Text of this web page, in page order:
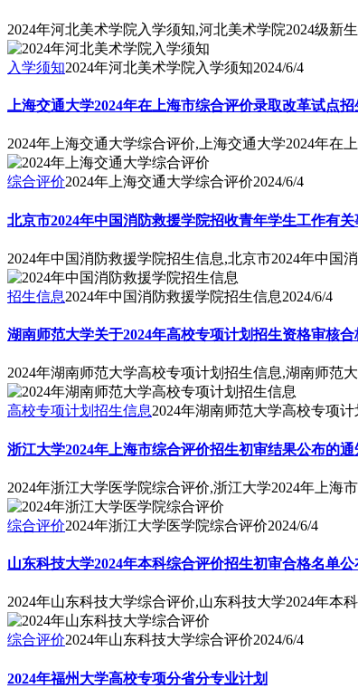
2024年河北美术学院入学须知,河北美术学院2024级新
入学须知2024年河北美术学院入学须知2024/6/4
上海交通大学2024年在上海市综合评价录取改革试点
2024年上海交通大学综合评价,上海交通大学2024年在
综合评价2024年上海交通大学综合评价2024/6/4
北京市2024年中国消防救援学院招收青年学生工作有
2024年中国消防救援学院招生信息,北京市2024年中国
招生信息2024年中国消防救援学院招生信息2024/6/4
湖南师范大学关于2024年高校专项计划招生资格审核
2024年湖南师范大学高校专项计划招生信息,湖南师范
高校专项计划招生信息2024年湖南师范大学高校专项
浙江大学2024年上海市综合评价招生初审结果公布的通
2024年浙江大学医学院综合评价,浙江大学2024年上海
综合评价2024年浙江大学医学院综合评价2024/6/4
山东科技大学2024年本科综合评价招生初审合格名单
2024年山东科技大学综合评价,山东科技大学2024年本
综合评价2024年山东科技大学综合评价2024/6/4
2024年福州大学高校专项分省分专业计划